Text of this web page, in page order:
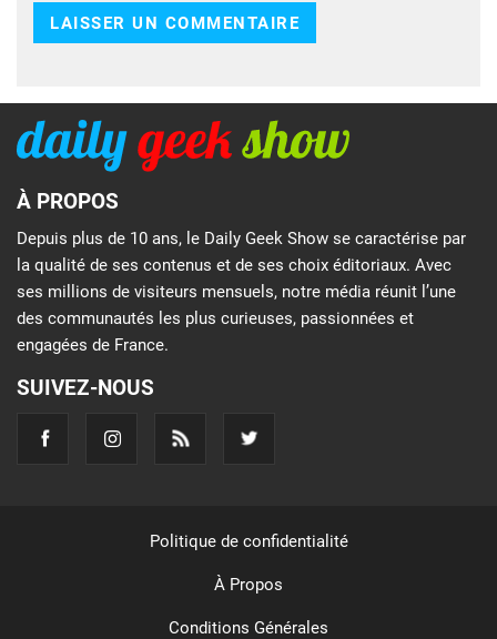
À PROPOS
Depuis plus de 10 ans, le Daily Geek Show se caractérise par
la qualité de ses contenus et de ses choix éditoriaux. Avec
ses millions de visiteurs mensuels, notre média réunit l’une
des communautés les plus curieuses, passionnées et
engagées de France.
SUIVEZ-NOUS
Politique de confidentialité
À Propos
Conditions Générales